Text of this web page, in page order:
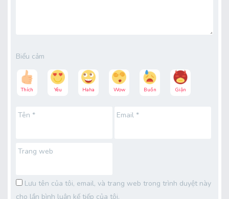
Biểu cảm
Thích Yêu Haha Wow Buồn Giận
Tên * Email*
Trang web
Lưu tên của tôi, email, và trang web trong trình duyệt này
cho lần bình luận kế tiếp của tôi.